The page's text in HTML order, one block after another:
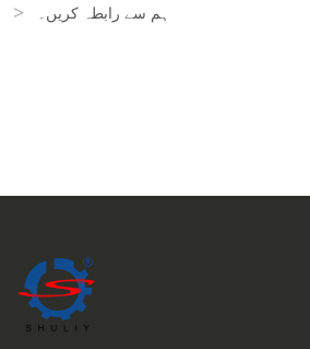
ہم سے رابطہ کریں۔